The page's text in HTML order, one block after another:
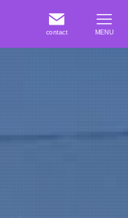
contact MENU